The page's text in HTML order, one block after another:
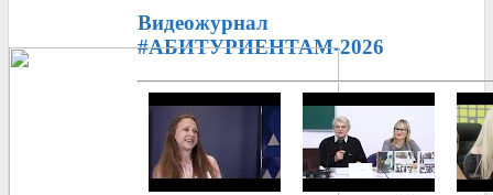
Видеожурнал
#АБИТУРИЕНТАМ-2026